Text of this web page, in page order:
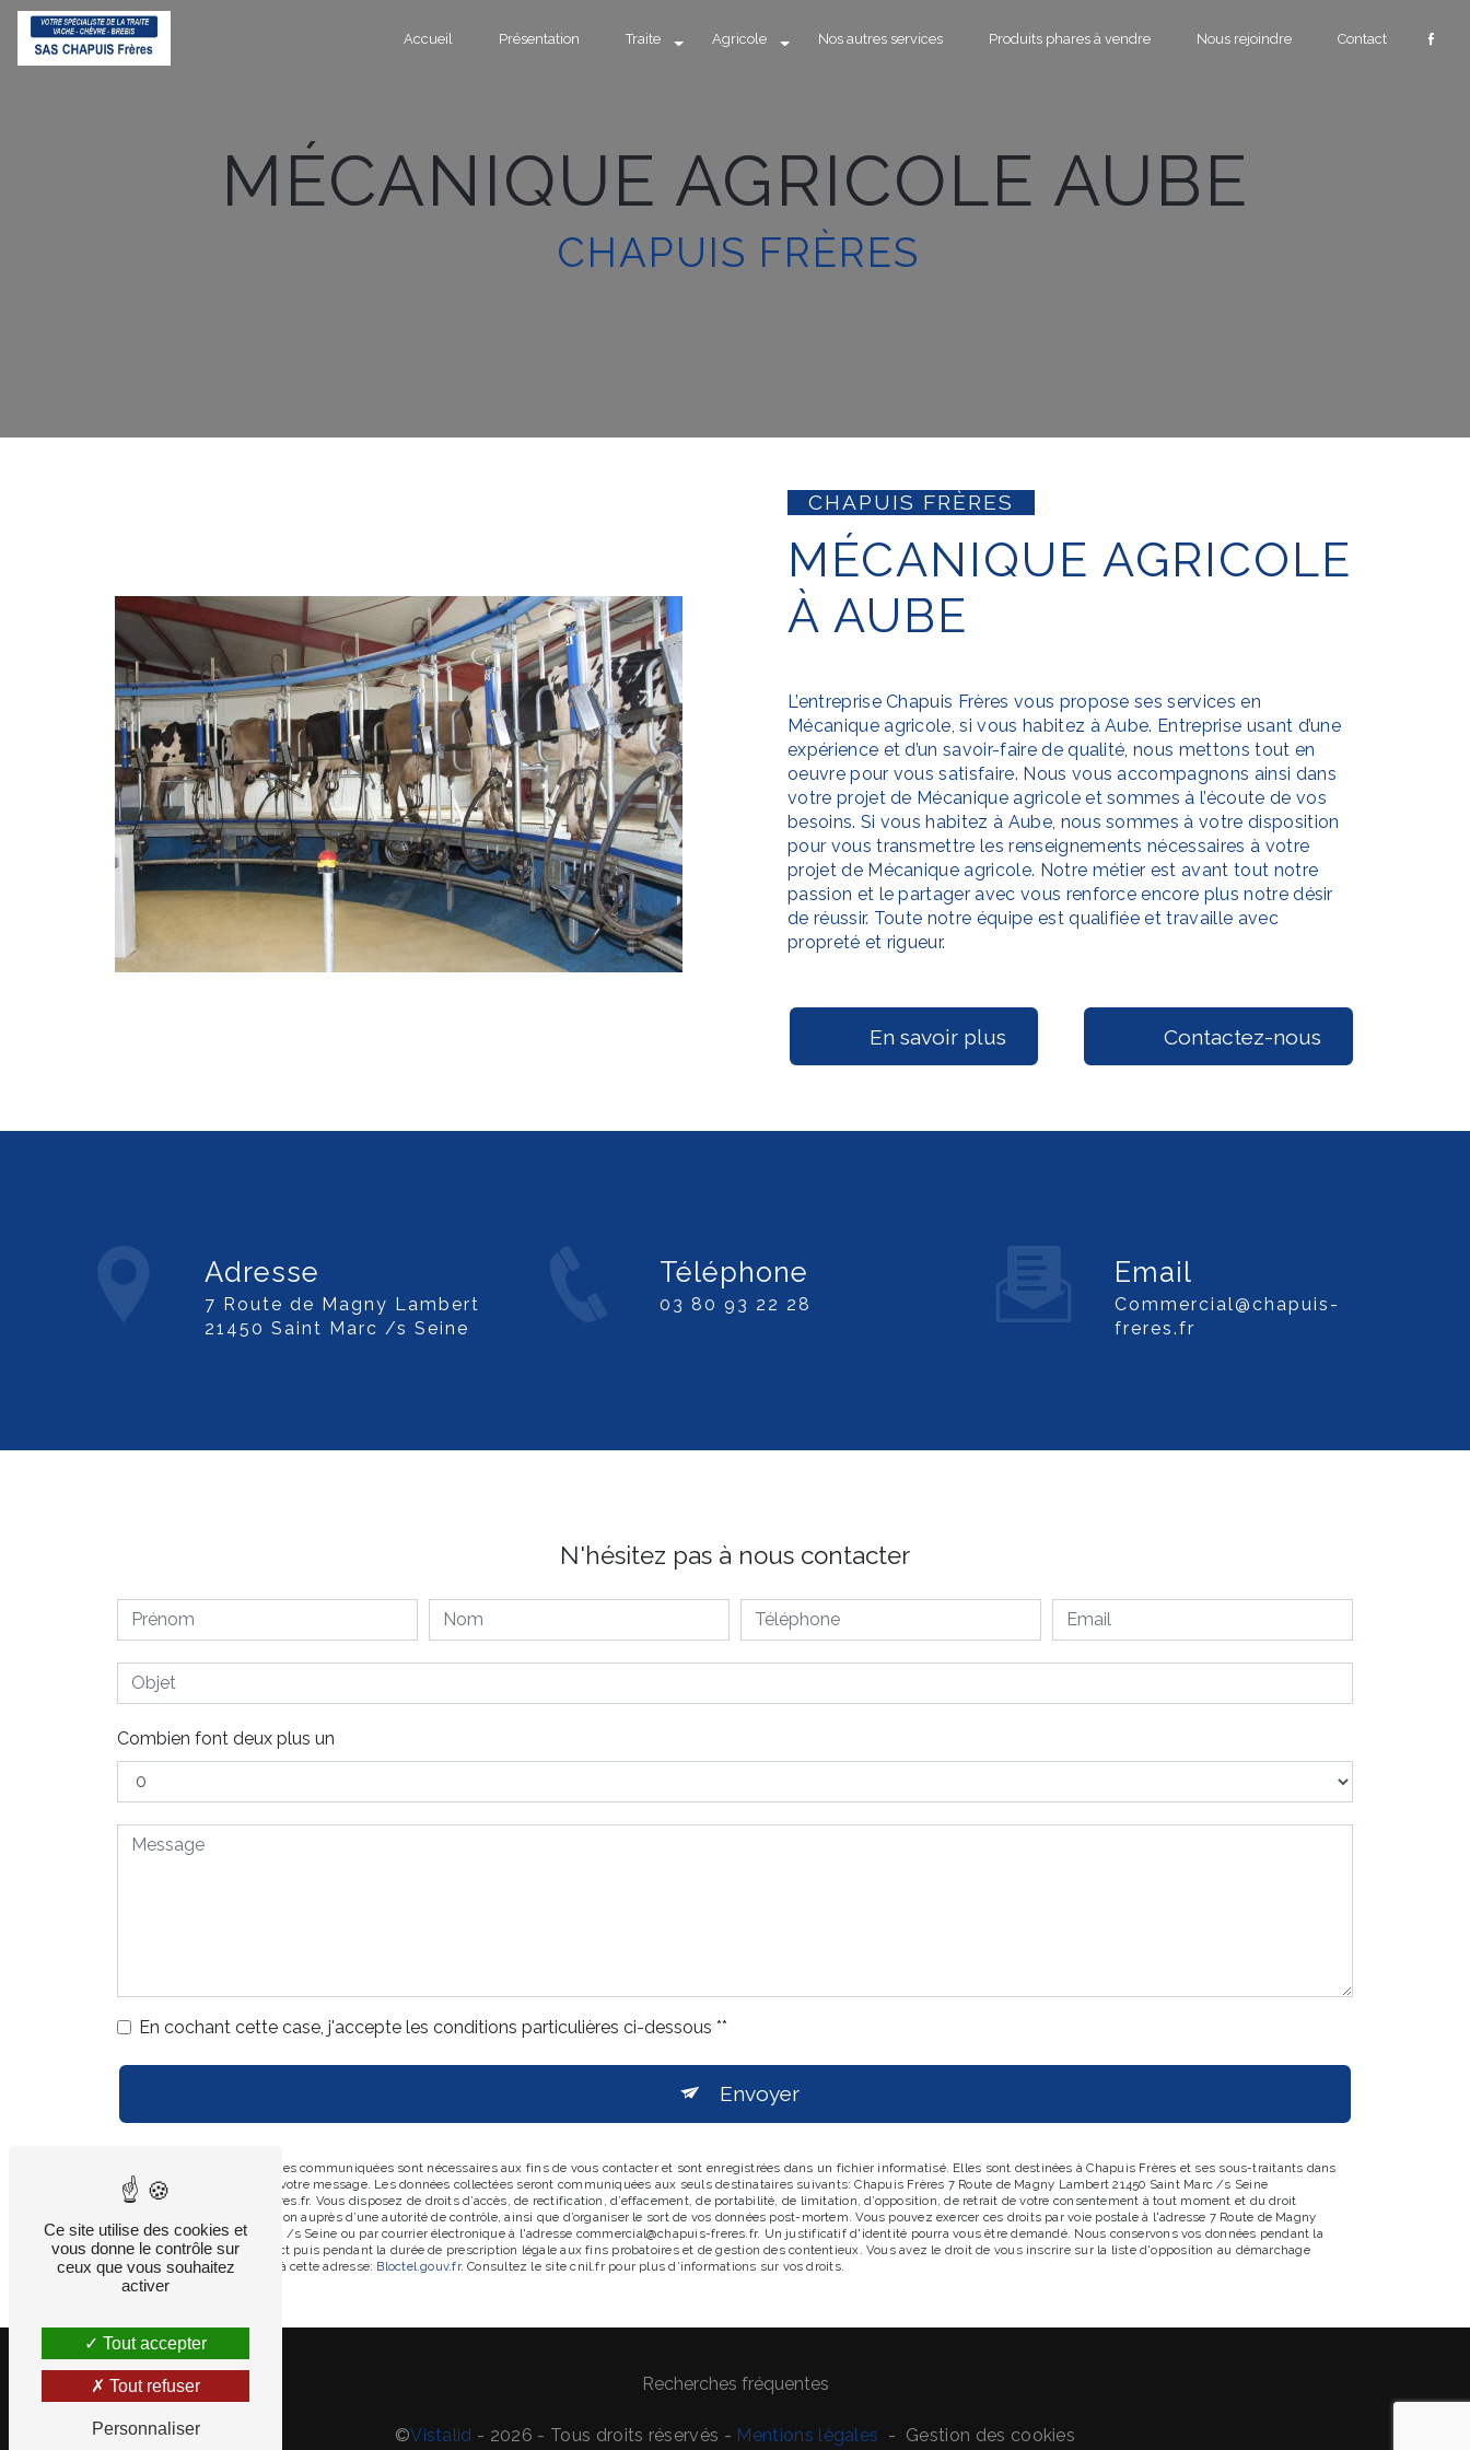
Accueil Présentation Traite Agricole Nos autres services Produits phares à vendre Nous rejoindre Contact
MÉCANIQUE AGRICOLE AUBE
CHAPUIS FRÈRES
CHAPUIS FRÈRES
MÉCANIQUE AGRICOLE
À AUBE
L’entrepriseChapuis Frères vous propose ses services en
Mécanique agricole, si vous habitez àAube. Entreprise usant d’une
expérience et d’un savoir-faire de qualité, nous mettons tout en
oeuvre pour vous satisfaire. Nous vous accompagnons ainsi dans
votre projet de Mécanique agricoleet sommes à l’écoute de vos
besoins. Si vous habitez à Aube, nous sommes à votre disposition
pour vous transmettre les renseignements nécessaires à votre
projet de Mécanique agricole. Notre métier est avant tout notre
passion et le partager avec vous renforce encore plus notre désir
de réussir. Toute notre équipe est qualifiée et travaille avec
propreté et rigueur.
En savoir plus Contactez-nous
Adresse
7 Route de Magny Lambert
21450 Saint Marc /s Seine
Téléphone
03 80 93 22 28
Email
commercial@chapuis-
freres.fr
N'hésitez pas à nous contacter
Combien font deux plus un
En cochant cette case, j'accepte les conditions particulières ci-dessous **
Envoyer
** Les données personnelles communiquées sont nécessaires aux fins de vous contacter et sont enregistrées dans un fichier informatisé. Elles sont destinées à Chapuis Frères et ses sous-traitants dans
le seul but de répondre à votre message. Les données collectées seront communiquées aux seuls destinataires suivants: Chapuis Frères 7 Route de Magny Lambert 21450 Saint Marc /s Seine
commercial@chapuis-freres.fr. Vous disposez de droits d’accès, de rectification, d’effacement, de portabilité, de limitation, d’opposition, de retrait de votre consentement à tout moment et du droit
d’introduire une réclamation auprès d’une autorité de contrôle, ainsi que d’organiser le sort de vos données post-mortem. Vous pouvez exercer ces droits par voie postale à l'adresse 7 Route de Magny
Lambert 21450 Saint Marc /s Seine ou par courrier électronique à l'adresse commercial@chapuis-freres.fr. Un justificatif d'identité pourra vous être demandé. Nous conservons vos données pendant la
période de prise de contact puis pendant la durée de prescription légale aux fins probatoires et de gestion des contentieux. Vous avez le droit de vous inscrire sur la liste d'opposition au démarchage
téléphonique, disponible à cette adresse:
Bloctel.gouv.fr. Consultez le site cnil.fr pour plus d’informations sur vos droits.
Recherches fréquentes
©Vistalid - 2026 - Tous droits réservés - Mentions légales - Gestion des cookies
Panneau de gestion des cookies
Ce site utilise des cookies et
vous donne le contrôle sur
ceux que vous souhaitez
activer
Tout accepter
Tout refuser
Personnaliser